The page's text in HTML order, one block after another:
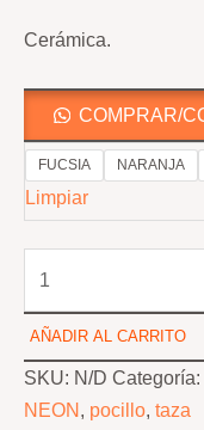
Cerámica.
COMPRAR/
FUCSIA NARANJA
Limpiar
POCILLO
NEÓN
AÑADIR AL CARRITO
SKU: N/D Categoría:
NEON , pocillo, taza